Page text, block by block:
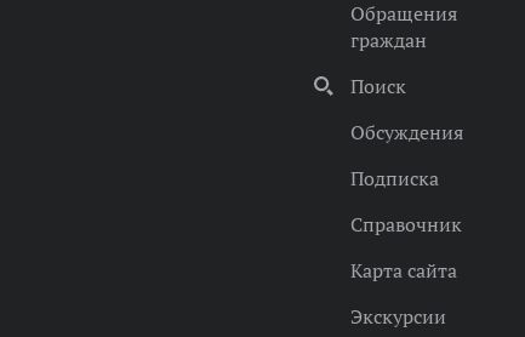
Обращения
граждан
Поиск
Обсуждения
Подписка
Справочник
Карта сайта
Экскурсии